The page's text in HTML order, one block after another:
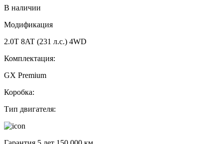
В наличии
Модификация
2.0T 8AT (231 л.с.) 4WD
Комплектация:
GX Premium
Коробка:
Тип двигателя: